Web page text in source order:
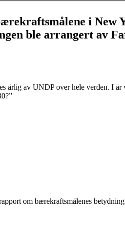
i New
ble arrangert av
årlig av UNDP over hele verden. I
om bærekraftsmålenes